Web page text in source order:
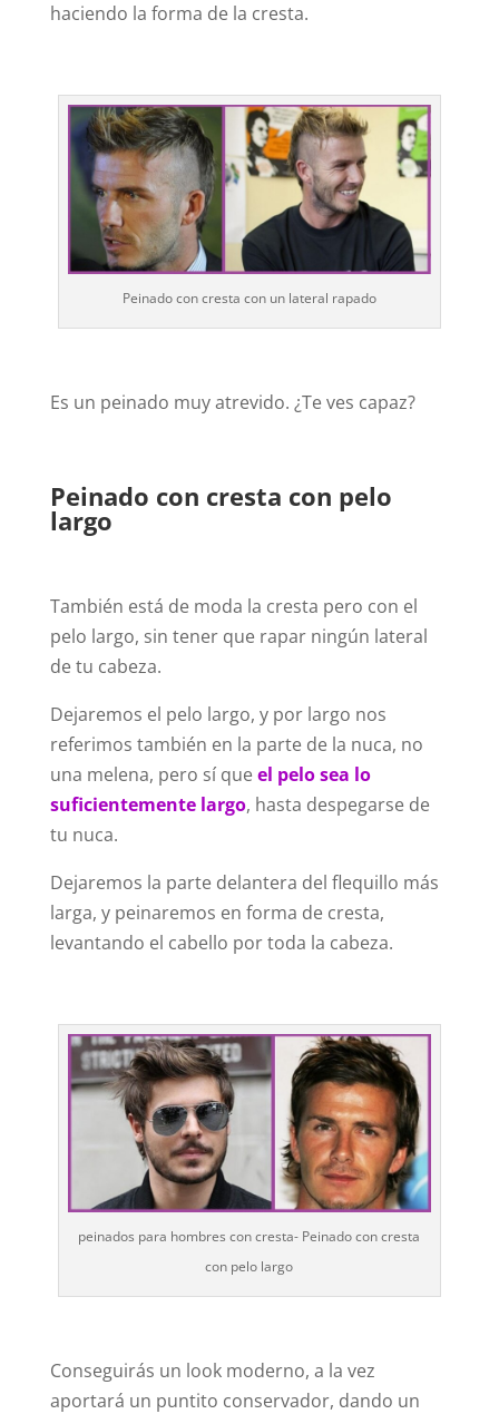
haciendo la forma de la cresta.
Peinado con cresta con un lateral rapado
Es un peinado muy atrevido. ¿Te ves capaz?
Peinado con cresta con pelo
largo
También está de moda la cresta pero con el
pelo largo, sin tener que rapar ningún lateral
de tu cabeza.
Dejaremos el pelo largo, y por largo nos
referimos también en la parte de la nuca, no
una melena, pero sí queel pelo sea lo
suficientemente largo, hasta despegarse de
tu nuca.
Dejaremos la parte delantera del flequillo más
larga, y peinaremos en forma de cresta,
levantando el cabello por toda la cabeza.
peinados para hombres con cresta- Peinado con cresta
con pelo largo
Conseguirás un look moderno, a la vez
aportará un puntito conservador, dando un